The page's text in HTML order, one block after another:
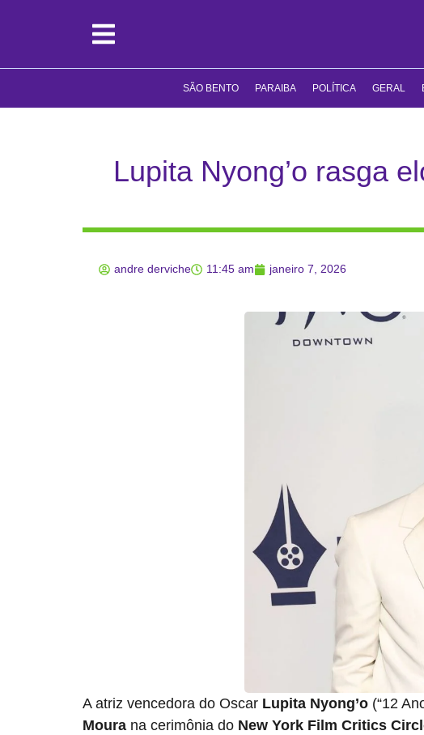
SÃO BENTO PARAIBA POLÍTICA GERAL
Lupita Nyong’o rasga
andre derviche 11:45 am janeiro 7, 2026
A atriz vencedora do Oscar Lupita Nyong’o (“12
Moura na cerimônia do New York Film Critics